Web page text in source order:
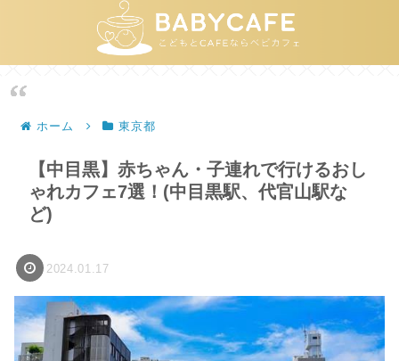
ホーム 東京都
【中目黒】赤ちゃん・子連れで行けるおし
ゃれカフェ7選！(中目黒駅、代官山駅な
ど)
2024.01.17